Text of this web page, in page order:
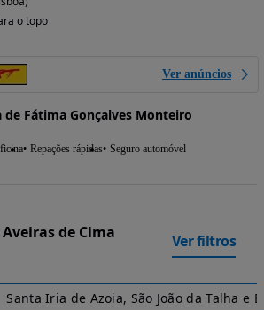
o topo
Ver anúncios
de Fátima Gonçalves Monteiro
Repações rápidas Seguro automóvel
de Cima
Ver filtros
Santa Iria de Azoia, São João da Talha e